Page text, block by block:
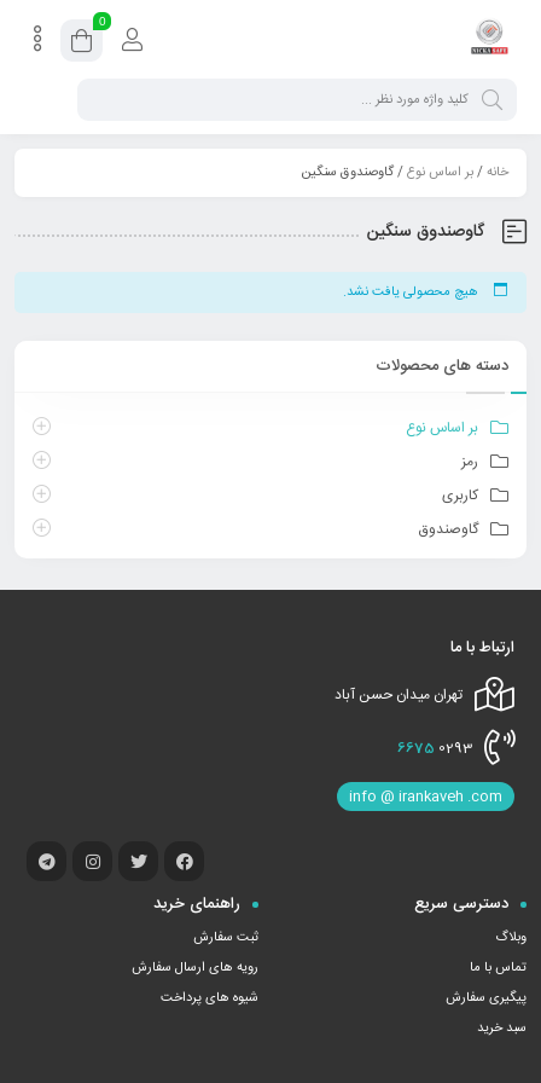
0
خانه/بر اساس نوع/ گاوصندوق سنگین
گاوصندوق سنگین
هیچ محصولی یافت نشد.
دسته های محصولات
بر اساس نوع
رمز
کاربری
گاوصندوق
ارتباط با ما
تهران میدان حسن آباد
6675 0293
info @ irankaveh .com
دسترسی سریع
وبلاگ
تماس با ما
پیگیری سفارش
سبد خرید
راهنمای خرید
ثبت سفارش
رویه های ارسال سفارش
شیوه های پرداخت